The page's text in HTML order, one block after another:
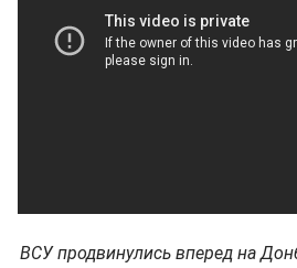
ВСУ продвинулись вперед на